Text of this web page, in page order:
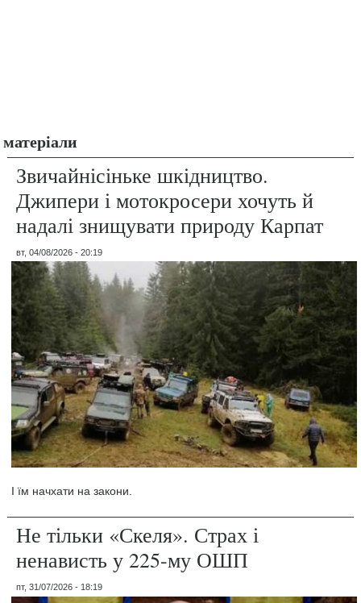
матеріали
Звичайнісіньке шкідництво.
Джипери і мотокросери хочуть й
надалі знищувати природу Карпат
вт, 04/08/2026 - 20:19
І їм начхати на закони.
Не тільки «Скеля». Страх і
ненависть у 225-му ОШП
пт, 31/07/2026 - 18:19